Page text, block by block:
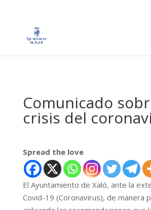
Comunicado
crisis del
Spread the love
El Ayuntamiento de Xaló, ante la
Covid-19 (Coronavirus), de manera